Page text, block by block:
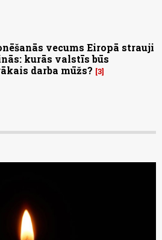
vecums Eiropā strauji
kurās valstīs būs
darba mūžs? 3